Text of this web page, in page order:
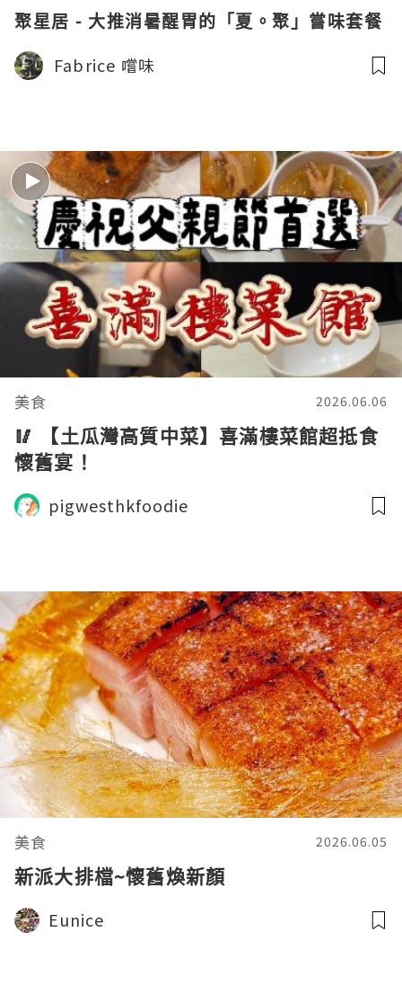
聚星居 - 大推消暑醒胃的「夏。聚」嘗味套餐
Fabrice 嚐味
美食 2026.06.06
🥢 【土瓜灣高質中菜】喜滿樓菜館超抵食
懷舊宴！
pigwesthkfoodie
美食 2026.06.05
新派大排檔~懷舊煥新顏
Eunice